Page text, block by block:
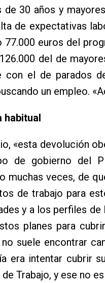
de 30 años y
de expectativas
77.000 euros del
del de
con el de parados
un empleo.
habitual
«esta devolución
de gobierno del
muchas veces, de
de trabajo para
y a los perfiles
planes para
suele encontrar
era intentar cubrir
Trabajo, y ese no